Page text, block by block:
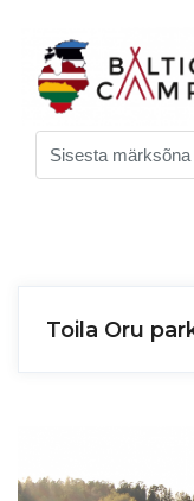
Toila Oru